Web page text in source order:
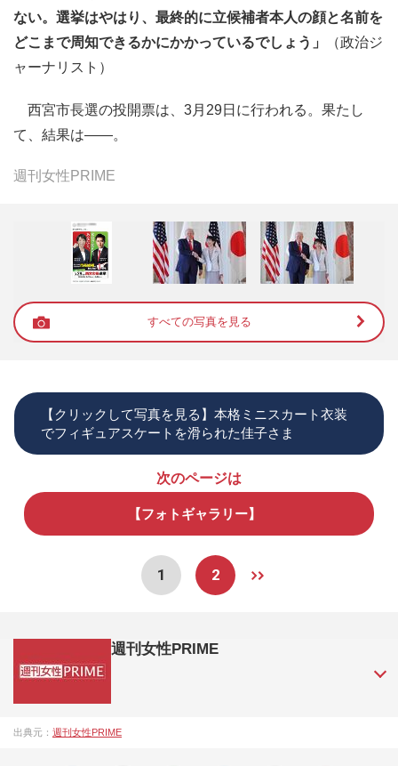
ない。選挙はやはり、最終的に立候補者本人の顔と名前を
どこまで周知できるかにかかっているでしょう」
（政治ジ
ャーナリスト）
西宮市長選の投開票は、3月29日に行われる。果たし
て、結果は――。
週刊女性PRIME
すべての写真を見る
【クリックして写真を見る】本格ミニスカート衣装
でフィギュアスケートを滑られた佳子さま
次のページは
【フォトギャラリー】
1 2
週刊女性PRIME
成27年）1月に開設された主婦と生活社が運営する日本のニュ
出典元： 週刊女性PRIME